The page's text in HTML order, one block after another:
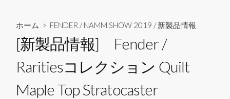
ホーム > FENDER /NAMM SHOW 2019 /新製品情報
[新製品情報] Fender /
Raritiesコレクション Quilt
Maple Top Stratocaster